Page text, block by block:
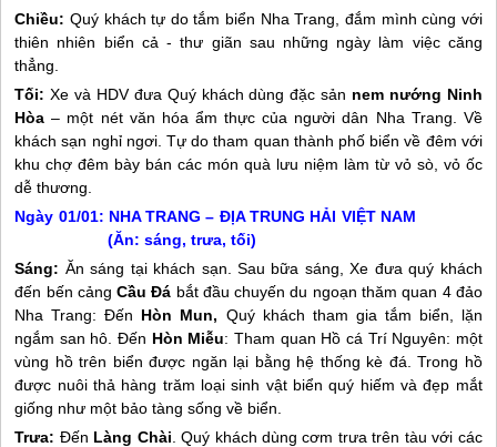
Chiều: Quý khách tự do tắm biển Nha Trang , đắm mình cùng với
thiên nhiên biển cả - thư giãn sau những ngày làm việc căng
thẳng.
Tối:Xe và HDV đưa Quý khách dùng đặc sản nem nướng Ninh
Hòa – một nét văn hóa ẩm thực của người dân Nha Trang . Về
khách sạn nghỉ ngơi. Tự do tham quan thành phố biển về đêm với
khu chợ đêm bày bán các món quà lưu niệm làm từ vỏ sò, vỏ ốc
dễ thương.
Ngày 01/01: NHA TRANG – ĐỊA TRUNG HẢI VIỆT NAM
(Ăn: sáng, trưa, tối)
Sáng: Ăn sáng tại khách sạn. Sau bữa sáng, Xe đưa quý khách
đến bến cảng Cầu Đá bắt đầu chuyến du ngoạn thăm quan 4 đảo
Nha Trang: Đến Hòn Mun, Quý khách tham gia tắm biển, lặn
ngắm san hô. Đến Hòn Miễu: Tham quan Hồ cá Trí Nguyên: một
vùng hồ trên biển được ngăn lại bằng hệ thống kè đá. Trong hồ
được nuôi thả hàng trăm loại sinh vật biển quý hiếm và đẹp mắt
giống như một bảo tàng sống về biển.
Trưa: Đến Làng Chài . Quý khách dùng cơm trưa trên tàu với các